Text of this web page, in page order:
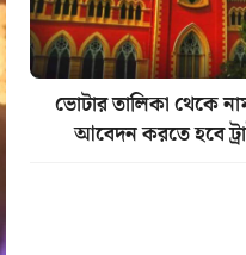
ভোটার তালিকা থেকে
আবেদন করতে হবে